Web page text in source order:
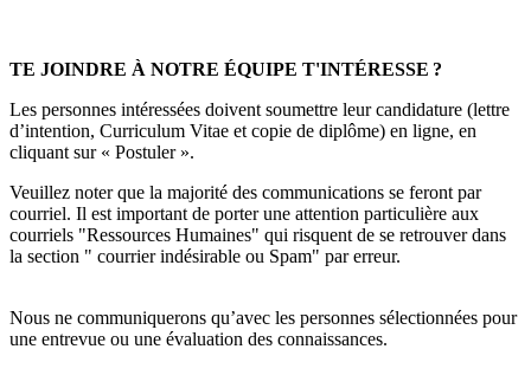
TE JOINDRE À NOTRE ÉQUIPE T'INTÉRESSE ?
Les personnes intéressées doivent soumettre leur candidature (lettre
d’intention, Curriculum Vitae et copie de diplôme) en ligne, en
cliquant sur « Postuler ».
Veuillez noter que la majorité des communications se feront par
courriel. Il est important de porter une attention particulière aux
courriels "Ressources Humaines" qui risquent de se retrouver dans
la section " courrier indésirable ou Spam" par erreur.
Nous ne communiquerons qu’avec les personnes sélectionnées pour
une entrevue ou une évaluation des connaissances.